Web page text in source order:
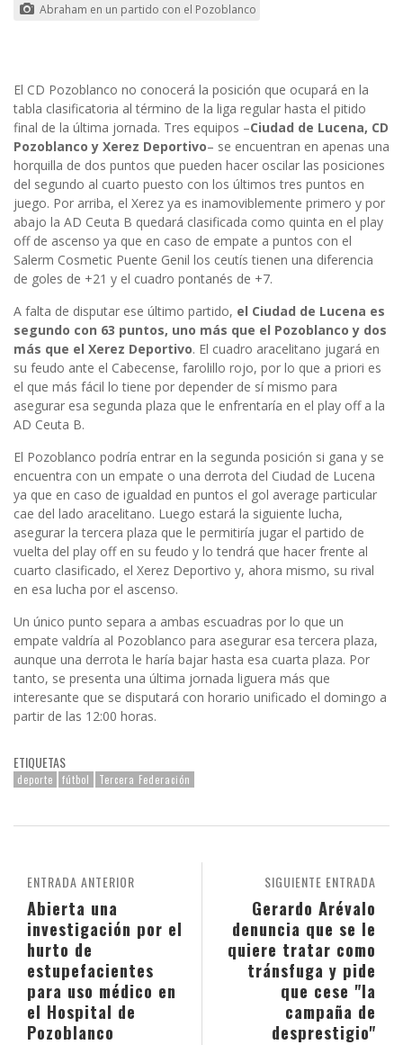
Abraham en un partido con el Pozoblanco
El CD Pozoblanco no conocerá la posición que ocupará en la
tabla clasificatoria al término de la liga regular hasta el pitido
final de la última jornada. Tres equipos –Ciudad de Lucena, CD
Pozoblanco y Xerez Deportivo– se encuentran en apenas una
horquilla de dos puntos que pueden hacer oscilar las posiciones
del segundo al cuarto puesto con los últimos tres puntos en
juego. Por arriba, el Xerez ya es inamoviblemente primero y por
abajo la AD Ceuta B quedará clasificada como quinta en el play
off de ascenso ya que en caso de empate a puntos con el
Salerm Cosmetic Puente Genil los ceutís tienen una diferencia
de goles de +21 y el cuadro pontanés de +7.
A falta de disputar ese último partido, el Ciudad de Lucena es
segundo con 63 puntos, uno más que el Pozoblanco y dos
más que el Xerez Deportivo. El cuadro aracelitano jugará en
su feudo ante el Cabecense, farolillo rojo, por lo que a priori es
el que más fácil lo tiene por depender de sí mismo para
asegurar esa segunda plaza que le enfrentaría en el play off a la
AD Ceuta B.
El Pozoblanco podría entrar en la segunda posición si gana y se
encuentra con un empate o una derrota del Ciudad de Lucena
ya que en caso de igualdad en puntos el gol average particular
cae del lado aracelitano. Luego estará la siguiente lucha,
asegurar la tercera plaza que le permitiría jugar el partido de
vuelta del play off en su feudo y lo tendrá que hacer frente al
cuarto clasificado, el Xerez Deportivo y, ahora mismo, su rival
en esa lucha por el ascenso.
Un único punto separa a ambas escuadras por lo que un
empate valdría al Pozoblanco para asegurar esa tercera plaza,
aunque una derrota le haría bajar hasta esa cuarta plaza. Por
tanto, se presenta una última jornada liguera más que
interesante que se disputará con horario unificado el domingo a
partir de las 12:00 horas.
ETIQUETAS
deporte fútbol Tercera Federación
SIGUIENTE ENTRADA
Gerardo Arévalo
denuncia que se le
quiere tratar como
tránsfuga y pide
que cese "la
campaña de
desprestigio"
ENTRADA ANTERIOR
Abierta una
investigación por el
hurto de
estupefacientes
para uso médico en
el Hospital de
Pozoblanco